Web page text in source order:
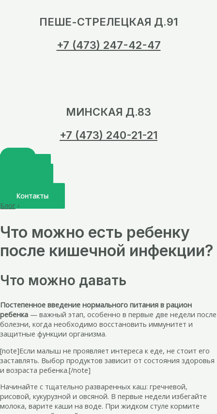
ПЕШЕ-СТРЕЛЕЦКАЯ Д.91
+7 (473) 247-42-47
МИНСКАЯ Д.83
+7 (473) 240-21-21
Контакты
Блог ›
Что можно есть ребенку
после кишечной инфекции?
Что можно давать
Постепенное введение нормального питания в рацион
ребенка — важный этап, особенно в первые две недели после
болезни, когда необходимо восстановить иммунитет и
защитные функции организма.
[note]Если малыш не проявляет интереса к еде, не стоит его
заставлять. Выбор продуктов зависит от состояния здоровья
и возраста ребенка.[/note]
Начинайте с тщательно разваренных каш: гречневой,
рисовой, кукурузной и овсяной. В первые недели избегайте
молока, варите каши на воде. При жидком стуле кормите